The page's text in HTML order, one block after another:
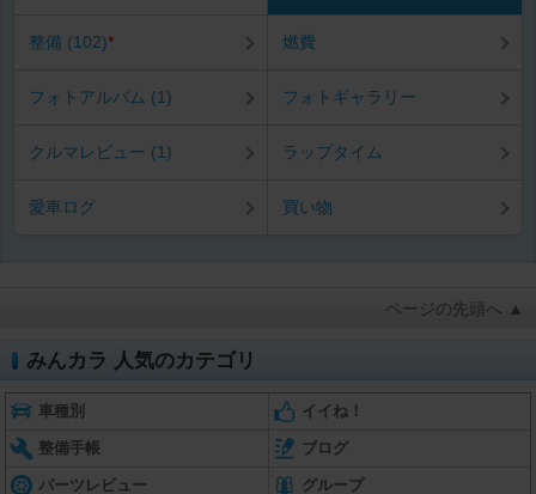
整備 (102)* 燃費
フォトアルバム (1) フォトギャラリー
クルマレビュー (1) ラップタイム
愛車ログ 買い物
ページの先頭へ ▲
みんカラ 人気のカテゴリ
車種別 イイね！
整備手帳 ブログ
パーツレビュー グループ